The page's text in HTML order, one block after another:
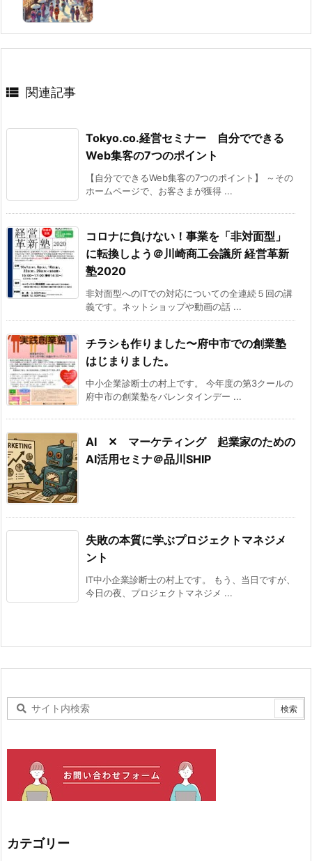
 関連記事
Tokyo.co.経営セミナー 自分でできる
Web集客の7つのポイント
【自分でできるWeb集客の7つのポイント】 ～その
ホームページで、お客さまが獲得 ...
コロナに負けない！事業を「非対面型」
に転換しよう＠川崎商工会議所 経営革新
塾2020
非対面型へのITでの対応についての全連続５回の講
義です。ネットショップや動画の話 ...
チラシも作りました〜府中市での創業塾
はじまりました。
中小企業診断士の村上です。 今年度の第3クールの
府中市の創業塾をバレンタインデー ...
AI ✕ マーケティング 起業家のための
AI活用セミナ＠品川SHIP
失敗の本質に学ぶプロジェクトマネジメ
ント
IT中小企業診断士の村上です。 もう、当日ですが、
今日の夜、プロジェクトマネジメ ...
カテゴリー